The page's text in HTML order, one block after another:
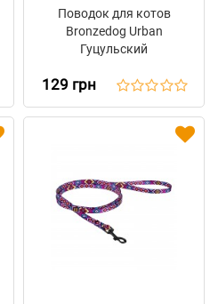
Поводок для котов
Bronzedog Urban
Гуцульский
129 грн